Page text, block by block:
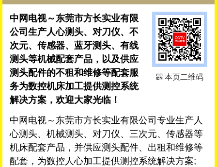
本页二维码
中网电视～东莞市方长实业有限
公司生产人心测头、对刀仪、不
次元、传感器、蓝牙测头、有线
测头等机械配套产品，以及供应
测头配件的不租和维修等配套服
务为数控机床加工提供测控系统
解决方案，欢迎大家光临！
中网电视～东莞市方长实业有限公司专业生产人
心测头、机械测头、对刀仪、三次元、传感器等
机床配套产品，并供应测头配件、出租和维修等
配套，为数控人心加工提供测控系统解决方案;